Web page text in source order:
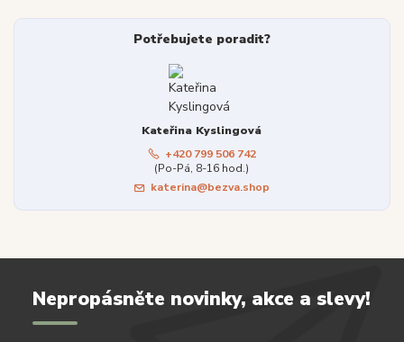
Potřebujete poradit?
Kateřina Kyslingová
+420 799 506 742
(Po-Pá, 8-16 hod.)
katerina@bezva.shop
Nepropásněte novinky, akce a slevy!